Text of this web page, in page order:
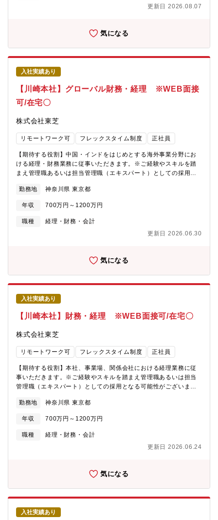
アパス】・社会インフラのＤＸを実現するグローバルリーダー を
門の財務・経理業務に携われることができます。・IT事業部門の
内部および海外現地法人、他の事業部門等へのローテーションを
通じて、幅広い事業や業務内容を経験することで、財務・経理の
スペシャリストとしての専門性を高めて頂きます。【働く環境】
フレックスやリモート制度を活用して柔軟な働き方が可能です。
【配属組織名】デジタルシステム＆サービス統括本部 財務本部
【配属組織について（概要・ミッション）】配属組織は日立製作
所のIT事業領域であるデジタルシステム＆サービスセクター(以下
DSSセクター)の財務本部です。【携わる事業・ビジネス・サービ
28％、約2.9兆円（2025年度実績）規模の事業です。具体的に
は、下記ビジネスユニット（以下、ビジネスユニット）と主要グ
ループ会社で構成されています。・金融ビジネスユニット：メガ
ィカルな基幹系システムを構築・運用及び新たな金融ソリューシ
ョンを開発・提供。 ・社会ビジネスユニット：公共、電力、交
通分野など社会インフラシステムの構築・運用で培ったノウハウ
と最新のテクノロジーを組み合わせ、安心、安全なサービスを支
テクノロジーを集約し、高度なサービスを実現する共通基盤をデ
立のIT事業部門は、エネルギー・交通・都市・金融などの社会イ
ンフラのＤＸを実現するグローバルリーダーとなり 、日立グルー
生】住宅手当（最大60万円/年）、寮・社宅、カフェテリアプラン
び制度には適用条件があります。詳しくは内定後のオファー面談
更新日 2026.08.07
気になる
入社実績あり
【川崎本社】グローバル財務・経理 ※WEB面接
可/在宅〇
株式会社東芝
リモートワーク可 フレックスタイム制度 正社員
【期待する役割】中国・インドをはじめとする海外事業分野にお
ける経理・財務業務に従事いただきます。※ご経験やスキルを踏
まえ管理職あるいは担当管理職（エキスパート）としての採用と
はございません。【具体的には】・事業部門業績管理(月次業績把
握・予算管理、中期事業計画策定)・連結決算(月次・四半期・年次
決算、開示資料作成、監査法人対応、新会計基準対応)・資金業務
(資金計画・国内外子会社の資金調達支援・金融機関対応）・税務
における製品原価管理(製造原価計算)※将来的に、中国もしくはイ
フレックス制、在宅勤務制度活用と比較的自由度高い環境で働く
ことが可能です。・残業平均25時間程度で恒常的な残業もなく、
長期就業可能な環境です。【ポジションの魅力】国内・海外の拠
点を有し、グローバルな視点での経理経験が可能です。エネルギ
ー、インフラ、半導体、デジタル等の幅広い事業領域を有してお
り、財務会計・税務申告以外にも、ファイナンス、事業支援やＭ
＆Ａ対応など、幅広く多様な業務に取り組むことが可能です。
【募集背景】2024年5月公表の東芝再興計画における経理部門に
おける新たな仕組み構築・業績管理を進めていくなかで、全社の
成長戦略を実現するための経理組織体制の強化を目的とした増員
募集となります。【同社の魅力】・東芝は資本金2,005億5,800万
円、年間売上高（連結）3兆3,617億円（2022年度）、従業員数
（連結）117,300名の大手電機メーカーです。・2022年6月に
は、新たな経営方針を発表し、「ソフトウェア開発の統合・最適
化」、「ポテンシャル技術の価値顕在化」を戦略の柱として掲
ルエボリューション（DE）、そしてデータを中心にプラットフォ
子技術を使って世界を最適化するクォンタムトランスフォーメー
ション（QX）として描き、デジタル化を通じてカーボンニュート
います。これまで積み重ねてきた「ものづくり」企業としての実
事業運営・組織体制の強化が求められています。
勤務地 神奈川県 東京都
年収 700万円～1200万円
職種
経理・財務・会計
更新日 2026.06.30
気になる
入社実績あり
【川崎本社】財務・経理 ※WEB面接可/在宅〇
株式会社東芝
リモートワーク可 フレックスタイム制度 正社員
【期待する役割】本社、事業場、関係会社における経理業務に従
事いただきます。※ご経験やスキルを踏まえ管理職あるいは担当
管理職（エキスパート）としての採用となる可能性がございま
体的には】・事業部門業績管理(月次業績把握・予算管理、中期事
業計画策定)・連結決算(月次・四半期・年次決算、開示資料作成、
監査法人対応、新会計基準対応)・資金業務(資金計画・国内外子会
社の資金調達支援・金融機関対応）・税務業務(税務戦略立案・税
(製造原価計算)【働き方】・フレックス制、在宅勤務制度活用と比
度で恒常的な残業もなく、長期就業可能な環境です。【募集背
景】2024年5月公表の東芝再興計画における経理部門における新
たな仕組み構築・業績管理を進めていくなかで、全社の成長戦略
を実現するための経理組織体制の強化を目的とした増員募集とな
ります。【同社の魅力】・東芝は資本金2,005億5,800万円、年間
売上高（連結）3兆3,617億円（2022年度）、従業員数（連結）
勤務地 神奈川県 東京都
年収 700万円～1200万円
職種
経理・財務・会計
更新日 2026.06.24
気になる
入社実績あり